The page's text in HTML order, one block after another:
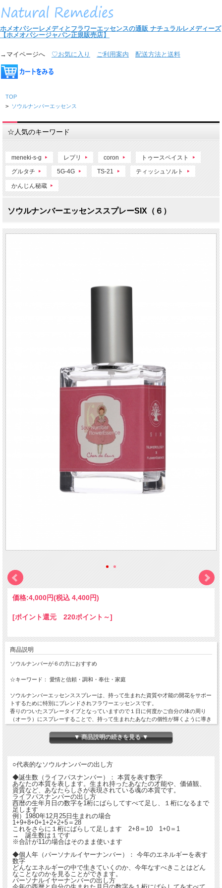
ホメオパシーレメディとフラワーエッセンスの通販 ナチュラルレメディーズ
【ホメオパシージャパン正規販売店】
→マイページへ ♡お気に入り ご利用案内 配送方法と送料
TOP
> ソウルナンバーエッセンス
☆人気のキーワード
meneki-s-g レプリ coron トゥースペイスト
グルタチ 5G-4G TS-21 ティッシュソルト
かんじん秘蔵
ソウルナンバーエッセンススプレーSIX（６）
価格:4,000円(税込 4,400円)
[ポイント還元 220ポイント～]
商品説明
ソウルナンバーが６の方におすすめ
☆キーワード： 愛情と信頼・調和・奉仕・家庭
ソウルナンバーエッセンススプレーは、持って生まれた資質や才能の開花をサポー
トするために特別にブレンドされフラワーエッセンスです。
香りのついたスプレータイプとなっていますので１日に何度かご自分の体の周り
（オーラ）にスプレーすることで、持って生まれたあなたの個性が輝くように導き
ます。
また、お部屋にスプレーすることで心地よい空間を作ることができます。
■このフラワーエッセンスを使うと・・
・身近な人たちとの調和を図れるようになる
・芸術的センスを高めることができるようになる
・愛情に溢れ、優しい人になれる
・正しさだけではないことに気付けるようになる
【含まれるフラワーエッセンスと精油】
メインエッセンス：緋寒桜 ・・・愛情、優しさ、温かな雰囲気
サブエッセンス：コマツヨイグサ
エッセンシャルオイル：ラベンダー ・・・清らかな愛とやさしさ
（フラワーエッセンスは実際には3～5種類入っていますが、メインとサブ以外は非
公開となっています）
▼ 商品説明の続きを見る ▼
○代表的なソウルナンバーの出し方
◆誕生数（ライフパスナンバー）： 本質を表す数字
あなたの本質を表します。生まれ持ったあなたの才能や、価値観、
資質など、あなたらしさが表現されている魂の本質です。
ライフパスナンバーの出し方
西暦の生年月日の数字を1桁にばらしてすべて足し、１桁になるまで
足します
例）1980年12月25日生まれの場合
1+9+8+0+1+2+2+5＝28
これをさらに１桁にばらして足します 2+8＝10 1+0＝1
→ 誕生数は１です
※合計が11の場合はそのまま使います
◆個人年（パーソナルイヤーナンバー）： 今年のエネルギーを表す
数字
どんなエネルギーの中で生きていくのか、今年なすべきことはどん
なことなのかを見ることができます。
パーソナルイヤーナンバーの出し方